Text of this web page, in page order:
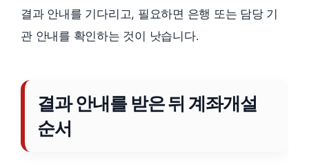
결과 안내를 기다리고, 필요하면 은행 또는 담당 기
관 안내를 확인하는 것이 낫습니다.
결과 안내를 받은 뒤 계좌개설
순서